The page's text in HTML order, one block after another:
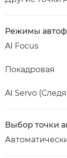
Режимы
AI Focus
Покадровая
AI Servo
Выбор точки